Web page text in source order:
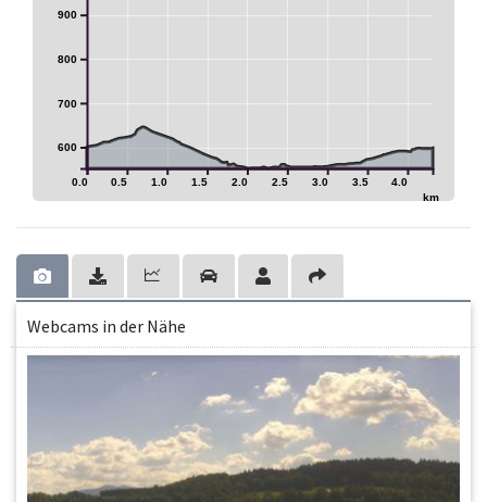
0.0 0.5 1.0 1.5 2.0 2.5 3.0 3.5 4.0
km
600
700
800
900
Webcams in der Nähe